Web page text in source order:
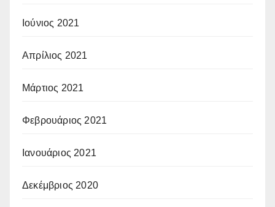
Ιούνιος 2021
Απρίλιος 2021
Μάρτιος 2021
Φεβρουάριος 2021
Ιανουάριος 2021
Δεκέμβριος 2020